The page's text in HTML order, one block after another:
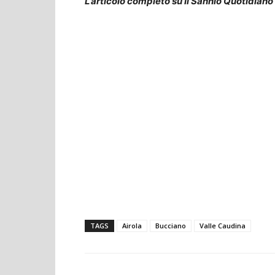
TAGS Airola Bucciano Valle Caudina